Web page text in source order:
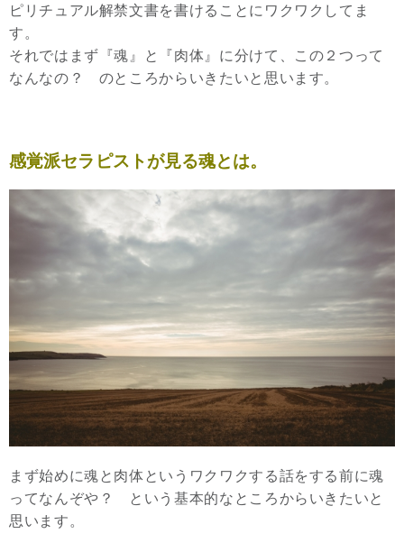
ピリチュアル解禁文書を書けることにワクワクしてま
す。
それではまず『魂』と『肉体』に分けて、この２つって
なんなの？ のところからいきたいと思います。
感覚派セラピストが見る魂とは。
まず始めに魂と肉体というワクワクする話をする前に魂
ってなんぞや？ という基本的なところからいきたいと
思います。